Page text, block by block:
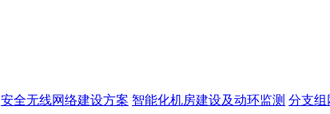
安全无线网络建设方案 智能化机房建设及动环监测 分支组